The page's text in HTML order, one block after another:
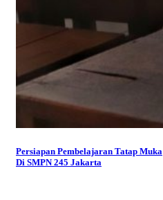
Persiapan Pembelajaran Tatap Muka
Di SMPN 245 Jakarta